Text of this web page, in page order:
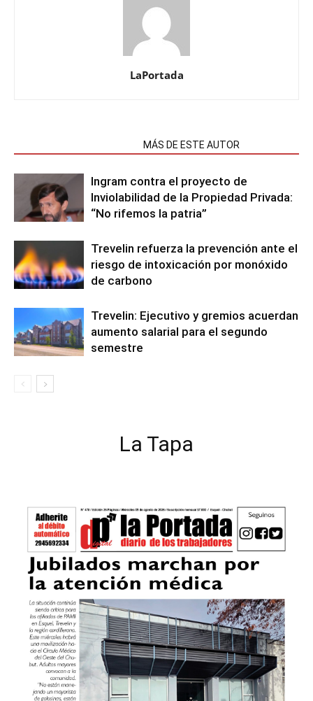
LaPortada
MÁS DE ESTE AUTOR
Ingram contra el proyecto de
Inviolabilidad de la Propiedad Privada:
“No rifemos la patria”
Trevelin refuerza la prevención ante el
riesgo de intoxicación por monóxido
de carbono
Trevelin: Ejecutivo y gremios acuerdan
aumento salarial para el segundo
semestre
La Tapa